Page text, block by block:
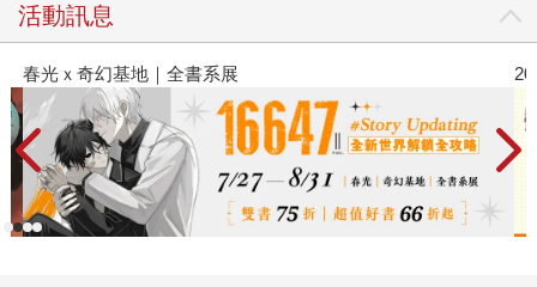
活動訊息
2026金石堂暑假漫博〈你好，我吃一點〉第二波